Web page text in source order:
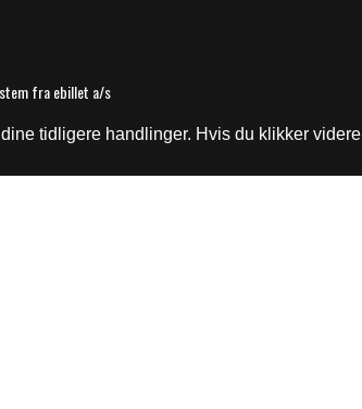
tidligere handlinger. Hvis du klikker
fra ebillet a/s